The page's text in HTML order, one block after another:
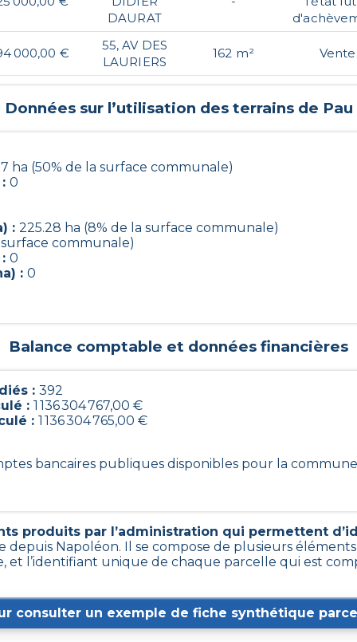
DAURAT
000,00 €
55, AV DES
LAURIERS
162 m² Vente
Données sur l’utilisation des terrains de Pau
ha (50% de la surface communale)
0
: 225.28 ha (8% de la surface communale)
surface communale)
0
: 0
Balance comptable et données financières
: 392
: 1 136 304 767,00 €
: 1 136 304 765,00 €
bancaires publiques disponibles pour la
produits par l’administration qui permettent
depuis Napoléon. Il se compose de plusieurs
l’identifiant unique de chaque parcelle qui est
consulter un exemple de fiche synthétique